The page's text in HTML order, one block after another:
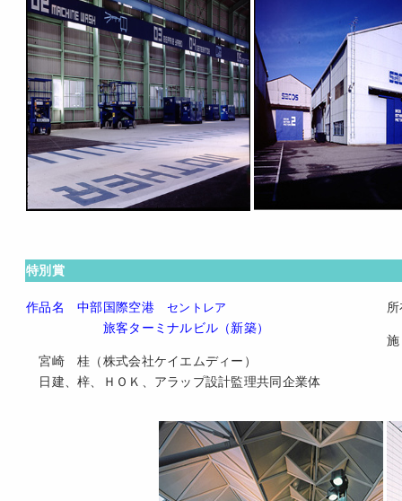
特別賞
作品名 中部国際空港 セントレア
旅客ターミナルビル（新築）
宮崎 桂（株式会社ケイエムディー）
日建、梓、ＨＯＫ、アラップ設計監理共同企業体